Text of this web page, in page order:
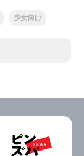
少女向け